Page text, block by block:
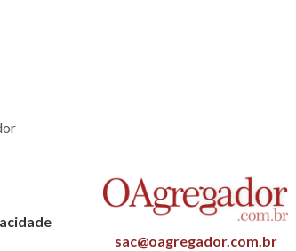
sac@oagregador.com.br